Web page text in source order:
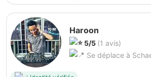
Haroon
5/5 (1 avis)
Se déplace à